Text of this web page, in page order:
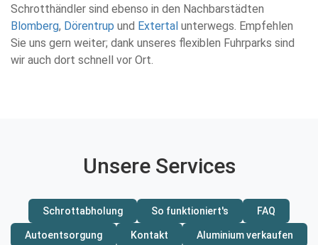
Schrotthändler sind ebenso in den Nachbarstädten
Blomberg, Dörentrup und Extertal unterwegs. Empfehlen
Sie uns gern weiter; dank unseres flexiblen Fuhrparks sind
wir auch dort schnell vor Ort.
Unsere Services
Schrottabholung So funktioniert's FAQ
Autoentsorgung Kontakt Aluminium verkaufen